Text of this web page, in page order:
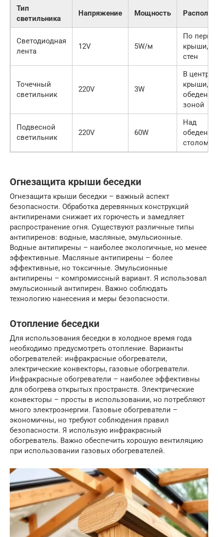
Тип
светильника
Напряжение Мощность
Светодиодная
лента
12V 5W/м
По
крыши,
стен
Точечный
светильник
220V 3W
В центре
крыши,
зоной
Подвесной
светильник
220V 60W
Над
столом
Огнезащита крыши беседки
Огнезащита крыши беседки – важный аспект
безопасности. Обработка деревянных конструкций
антипиренами снижает их горючесть и замедляет
распространение огня. Существуют различные типы
антипиренов: водные, масляные, эмульсионные.
Водные антипирены – наиболее экологичные, но менее
эффективные. Масляные антипирены – более
эффективные, но токсичные. Эмульсионные
антипирены – компромиссный вариант. Я использовал
эмульсионный антипирен. Важно соблюдать
технологию нанесения и меры безопасности.
Отопление беседки
Для использования беседки в холодное время года
необходимо предусмотреть отопление. Варианты
обогревателей: инфракрасные обогреватели,
электрические конвекторы, газовые обогреватели.
Инфракрасные обогреватели – наиболее эффективны
для обогрева открытых пространств. Электрические
конвекторы – просты в использовании, но потребляют
много электроэнергии. Газовые обогреватели –
экономичны, но требуют соблюдения правил
безопасности. Я использую инфракрасный
обогреватель. Важно обеспечить хорошую вентиляцию
при использовании газовых обогревателей.